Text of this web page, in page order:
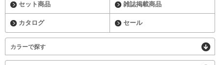
セット商品 雑誌掲載商品
カタログ セール
カラーで探す